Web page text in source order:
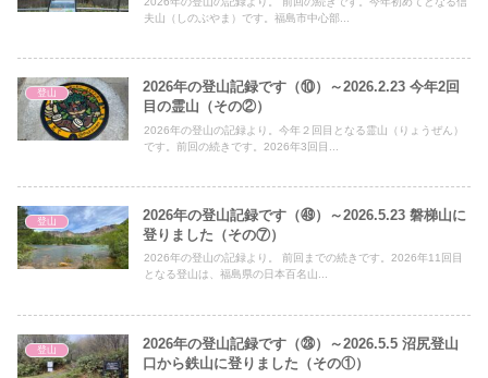
夫山（しのぶやま）です。福島市中心部...
登山
2026年の登山記録です（⑩）～2026.2.23 今年2回
目の霊山（その②）
2026年の登山の記録より。今年２回目となる霊山（りょうぜん）
です。前回の続きです。2026年3回目...
登山
2026年の登山記録です（㊾）～2026.5.23 磐梯山に
登りました（その⑦）
2026年の登山の記録より。 前回までの続きです。2026年11回目
となる登山は、福島県の日本百名山...
登山
2026年の登山記録です（㉘）～2026.5.5 沼尻登山
口から鉄山に登りました（その①）